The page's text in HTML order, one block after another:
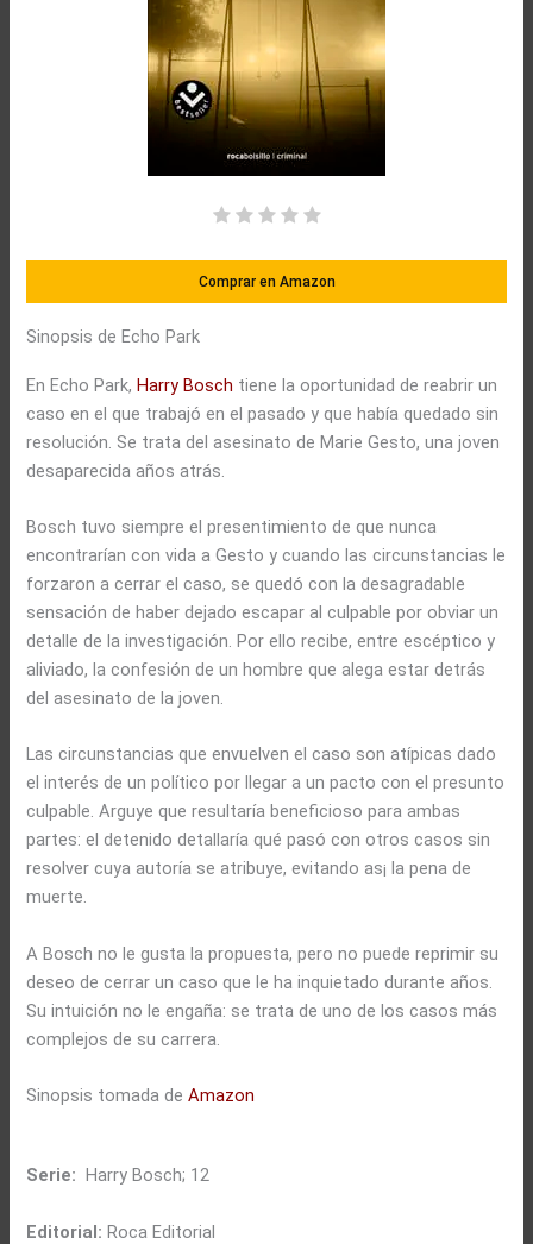
Comprar en Amazon
Sinopsis de Echo Park
En Echo Park,Harry Bosch tiene la oportunidad de reabrir un
caso en el que trabajó en el pasado y que había quedado sin
resolución. Se trata del asesinato de Marie Gesto, una joven
desaparecida años atrás.
Bosch tuvo siempre el presentimiento de que nunca
encontrarían con vida a Gesto y cuando las circunstancias le
forzaron a cerrar el caso, se quedó con la desagradable
sensación de haber dejado escapar al culpable por obviar un
detalle de la investigación. Por ello recibe, entre escéptico y
aliviado, la confesión de un hombre que alega estar detrás
del asesinato de la joven.
Las circunstancias que envuelven el caso son atípicas dado
el interés de un político por llegar a un pacto con el presunto
culpable. Arguye que resultaría beneficioso para ambas
partes: el detenido detallaría qué pasó con otros casos sin
resolver cuya autoría se atribuye, evitando as¡ la pena de
muerte.
A Bosch no le gusta la propuesta, pero no puede reprimir su
deseo de cerrar un caso que le ha inquietado durante años.
Su intuición no le engaña: se trata de uno de los casos más
complejos de su carrera.
Sinopsis tomada deAmazon
Serie: Harry Bosch; 12
Editorial: Roca Editorial